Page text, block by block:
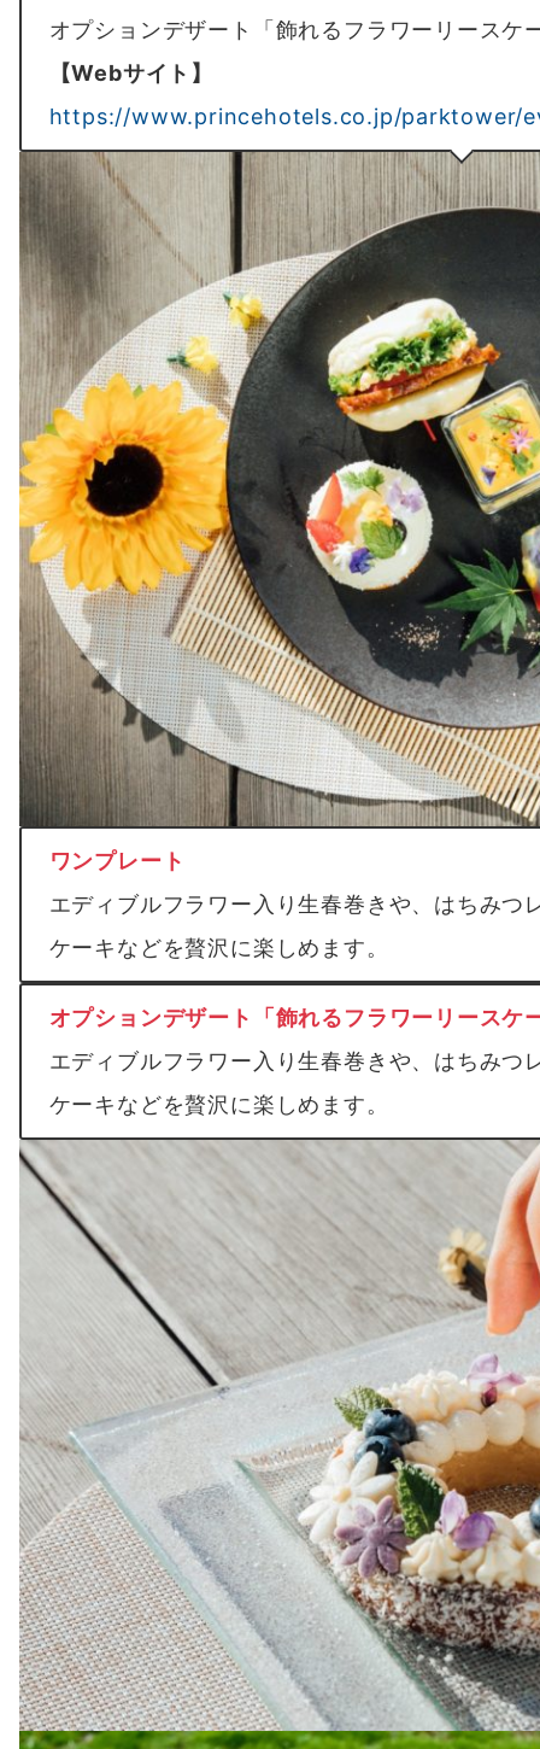
オプションデザート「飾れるフラワーリース
【Webサイト】
https://www.princehotels.co.jp/parktower/
ワンプレート
エディブルフラワー入り生春巻きや、はちみつ
ケーキなどを贅沢に楽しめます。
オプションデザート「飾れるフラワーリースケ
エディブルフラワー入り生春巻きや、はちみつ
ケーキなどを贅沢に楽しめます。